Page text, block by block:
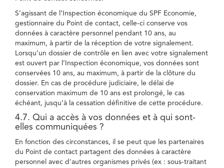
S’agissant de l’Inspection économique du SPF Economie,
gestionnaire du Point de contact, celle-ci conserve vos
données à caractère personnel pendant 10 ans, au
maximum, à partir de la réception de votre signalement.
Lorsqu’un dossier de contrôle en lien avec votre signalement
est ouvert par l’Inspection économique, vos données sont
conservées 10 ans, au maximum, à partir de la clôture du
dossier. En cas de procédure judiciaire, le délai de
conservation maximum de 10 ans est prolongé, le cas
échéant, jusqu’à la cessation définitive de cette procédure.
4.7. Qui a accès à vos données et à qui sont-
elles communiquées ?
En fonction des circonstances, il se peut que les partenaires
du Point de contact partagent des données à caractère
personnel avec d'autres organismes privés (ex : sous-traitant